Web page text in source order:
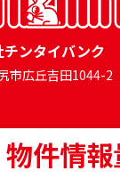
ンタイバンク
市広丘吉田1044-
物件情